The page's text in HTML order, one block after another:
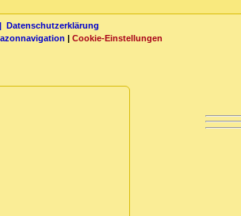
Datenschutzerklärung
| Cookie-Einstellungen